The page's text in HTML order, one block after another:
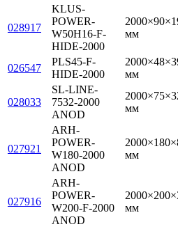
028917
KLUS-
POWER-
W50H16-F-
HIDE-2000
мм
026547
PLS45-F-
HIDE-2000
мм
028033
SL-LINE-
7532-2000
ANOD
мм
027921
ARH-
POWER-
W180-2000
ANOD
мм
027916
ARH-
POWER-
W200-F-2000
ANOD
мм